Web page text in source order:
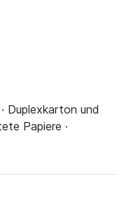
Duplexkarton und
Papiere ·